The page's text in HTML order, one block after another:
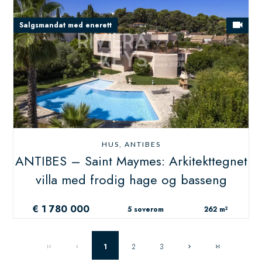
HUS, ANTIBES
ANTIBES – Saint Maymes: Arkitekttegnet
villa med frodig hage og basseng
€ 1 780 000 5 soverom 262 m²
Salgsmandat med enerett
1 2 3